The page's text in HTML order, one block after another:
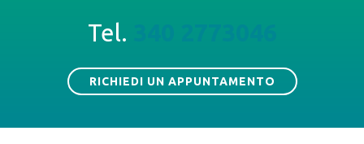
Tel.
RICHIEDI UN APPUNTAMENTO